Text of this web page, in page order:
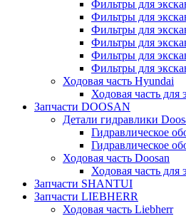
Фильтры для
Фильтры для
Фильтры для
Фильтры для
Фильтры для
Фильтры для
Ходовая часть Hyundai
Ходовая часть для
Запчасти DOOSAN
Детали гидравлики
Гидравлическое
Гидравлическое
Ходовая часть Doosan
Ходовая часть для
Запчасти SHANTUI
Запчасти LIEBHERR
Ходовая часть Liebherr